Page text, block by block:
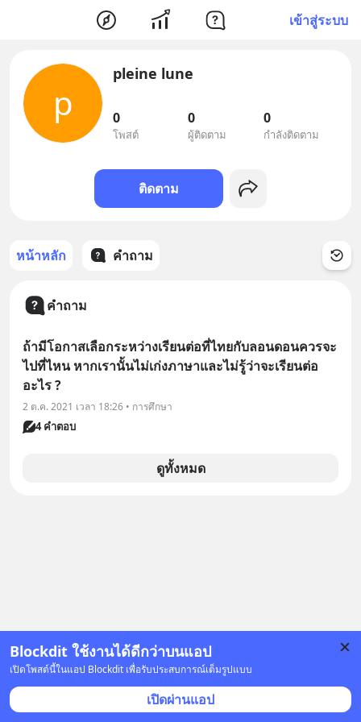
เข้าสู่ระบบ
Blockdit ใช้งานได้ดีกว่าบนแอป
เปิดโพสต์นี้ในแอป Blockdit เพื่อรับประสบการณ์เต็มรูปแบบ
เปิดผ่านแอป
p
pleine lune
0
โพสต์
0
ผู้ติดตาม
0
กำลังติดตาม
ติดตาม
หน้าหลัก คำถาม
คำถาม
ถ้ามีโอกาสเลือกระหว่างเรียนต่อที่ไทยกับลอนดอนควรจะ
ไปที่ไหน หากเรานั้นไม่เก่งภาษาและไม่รู้ว่าจะเรียนต่อ
อะไร ?
2 ต.ค. 2021 เวลา 18:26 • การศึกษา
4 คำตอบ
ดูทั้งหมด